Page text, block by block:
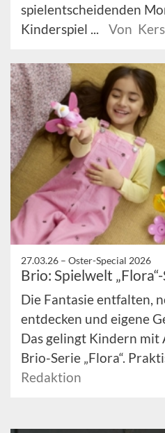
spielentscheidenden
Kinderspiel ...
Von
27.03.26 – Oster-Special 2026
Brio: Spielwelt
Die Fantasie entfalten,
entdecken und eigene
Das gelingt Kindern mit
Brio-Serie „Flora“.
Redaktion